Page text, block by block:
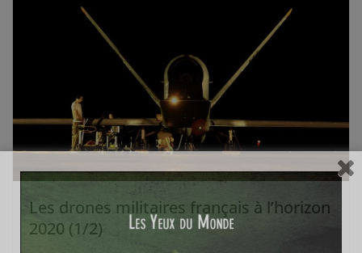
Les drones militaires français à l’horizon
2020 (1/2)